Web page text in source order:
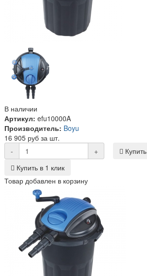
В наличии
Артикул: efu10000A
Производитель: Boyu
16 905 руб за шт.
-
+
Купить
Купить в 1 клик
Товар добавлен в корзину